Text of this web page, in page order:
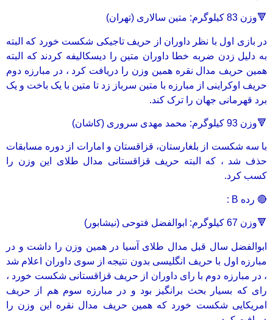
🔻وزن 83 کیلوگرم: متین سالاری (تهران)
در بازی اول با نظر داوران از حریف تاجیکی شکست خورد که البته
به دلیل زدن ضربه‌ خطا داوران متین را دیسکالیفه کردند که البته
همین حریف مدال نقره همین وزن را دریافت کرد ، در مبارزه دوم
حریف اوکراینی از مبارزه با متین سرباز زد تا متین با یک باخت و یک
برد قهرمانی جهان را ترک کند.
🔻وزن 93 کیلوگرم: محمد مهدی سروری (کاشان)
با سه شکست از بلغارستان، قزاقستان و امارات از دوره مسابقات
حذف شد ، که البته حریف قزاقستانی مدال طلای این وزن را
کسب کرد.
🔴 رده B :
🔻وزن 67 کیلوگرم: ابوالفضل فتوحی (نیشابور)
ابوالفضل سال قبل مدال طلای آسیا در همین وزن را داشت و در
مبارزه اول با حریف انگلیسی بدون نتیجه از سوی داوران اعلام شد
، در مبارزه دوم با رای داوران از حریف قزاقستانی شکست خورد ،
رای که بسیار بحث برانگیز بود و در مبارزه سوم هم از حریف
امریکایی شکست خورد که همین حریف مدال نقره این وزن را